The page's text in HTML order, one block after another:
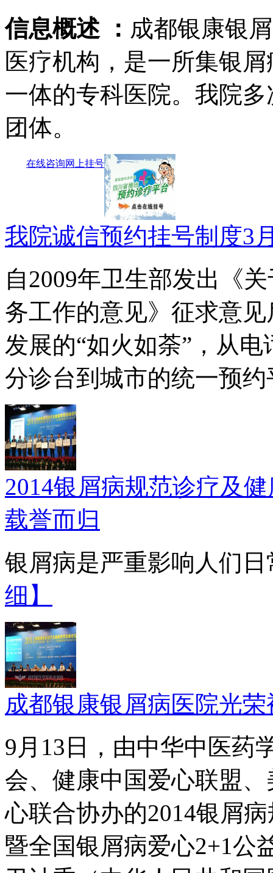
信息概述 ： 成都银康银
医疗机构，是一所集银
一体的专科医院。我院
团体。
在线咨询网上挂号
我院诚信预约挂号制度3
自2009年卫生部发出《
务工作的意见》征求意
发展的“如火如荼”，从
分诊台到城市的统一预约
2014银屑病规范诊疗及
载誉而归
银屑病是严重影响人们
细】
成都银康银屑病医院光
9月13日，由中华中医药
会、健康中国爱心联盟
心联合协办的2014银屑
暨全国银屑病爱心2+1公